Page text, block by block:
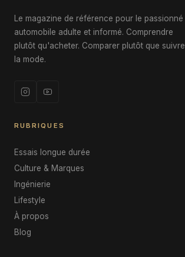
Le magazine de référence pour le passionné
automobile adulte et informé. Comprendre
plutôt qu'acheter. Comparer plutôt que suivre
la mode.
RUBRIQUES
Essais longue durée
Culture & Marques
Ingénierie
Lifestyle
À propos
Blog